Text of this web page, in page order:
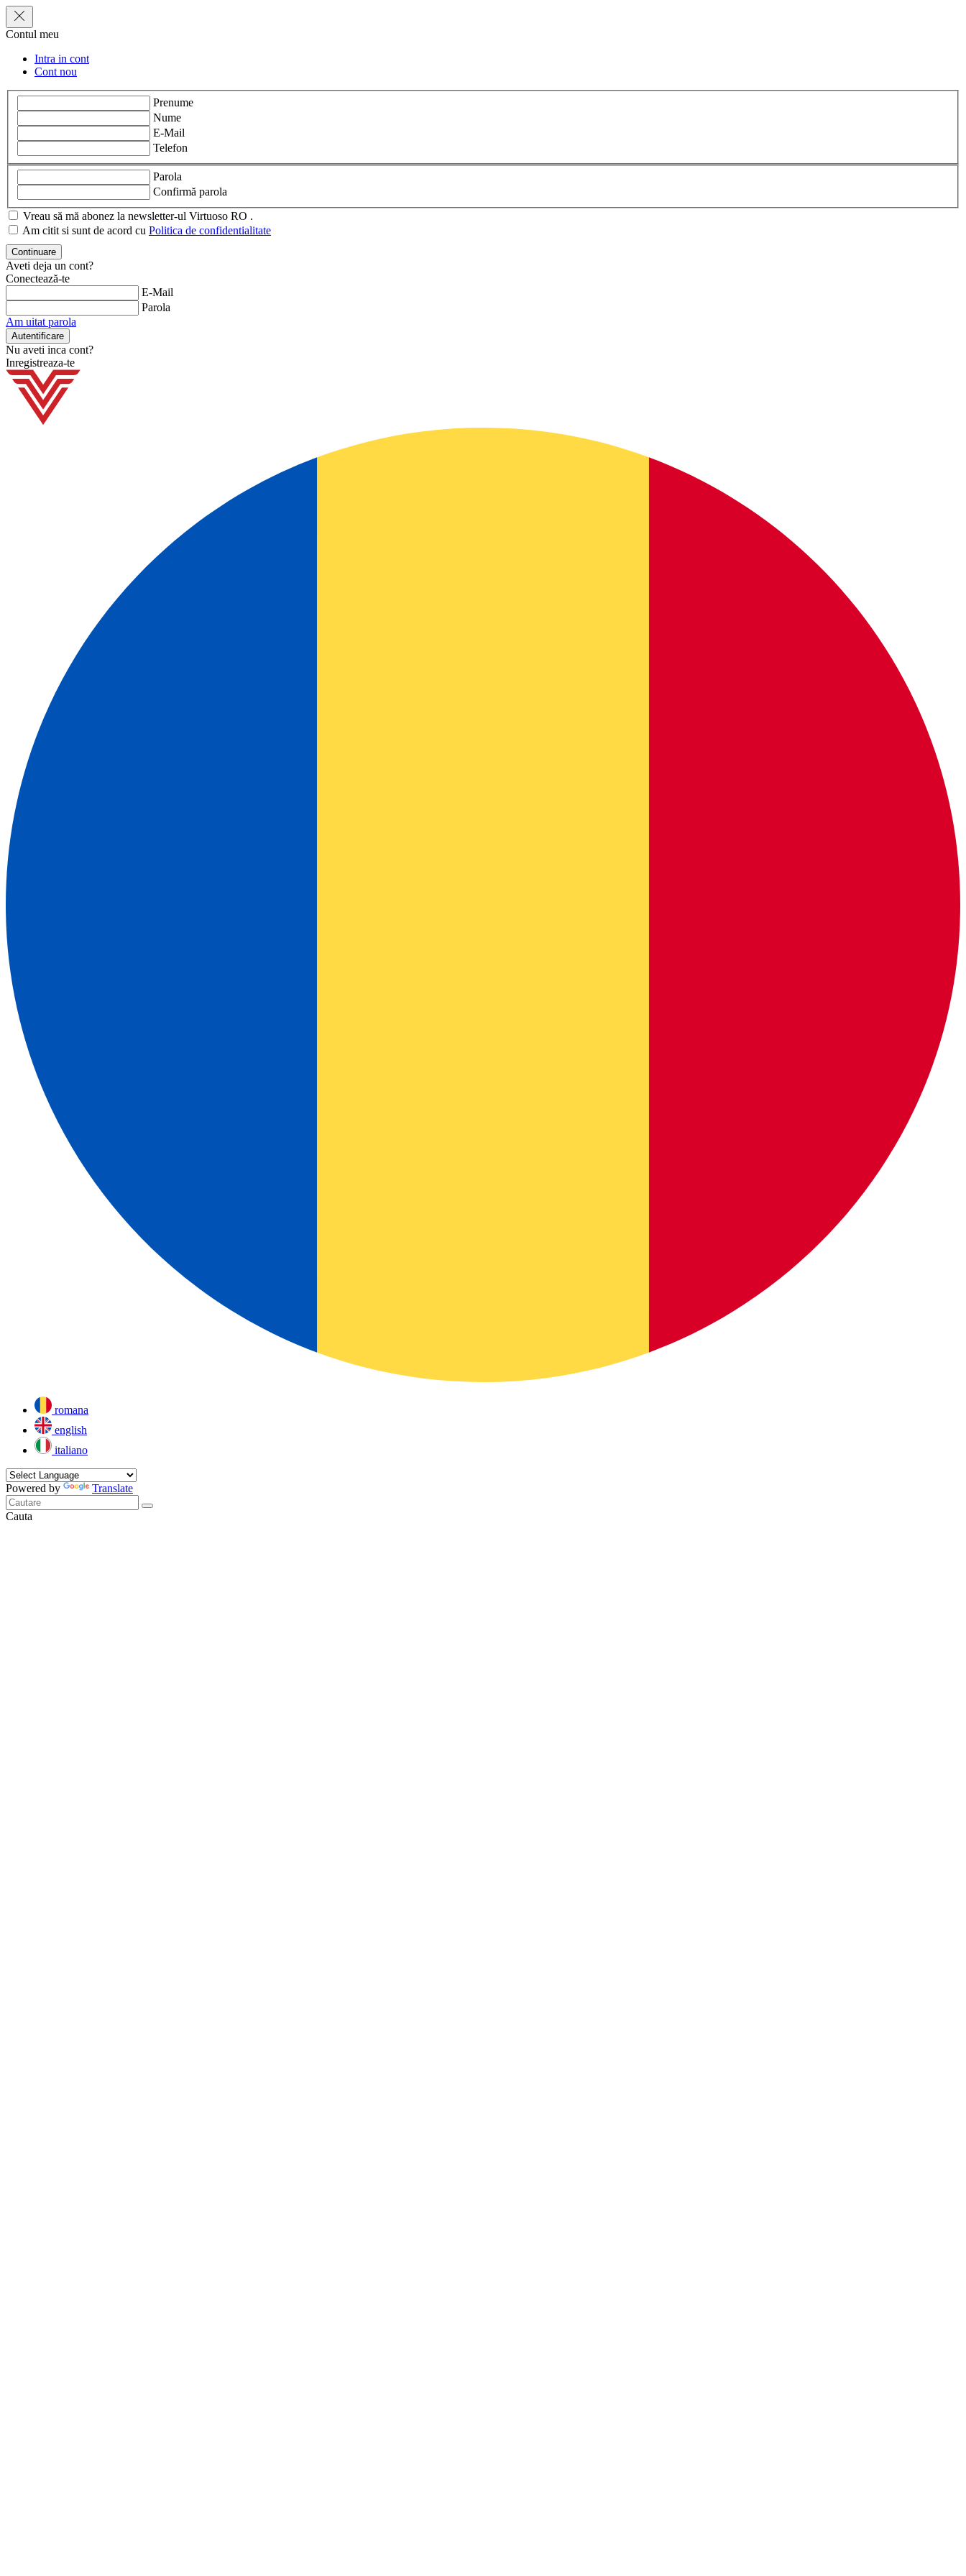
Contul meu
Intra in cont
Cont nou
Prenume
Nume
E-Mail
Telefon
Parola
Confirmă parola
Vreau să mă abonez la newsletter-ul Virtuoso RO .
Am citit si sunt de acord cu Politica de confidentialitate
Aveti deja un cont?
Conectează-te
E-Mail
Parola
Am uitat parola
Nu aveti inca cont?
Inregistreaza-te
romana
english
italiano
Powered by Translate
Cauta